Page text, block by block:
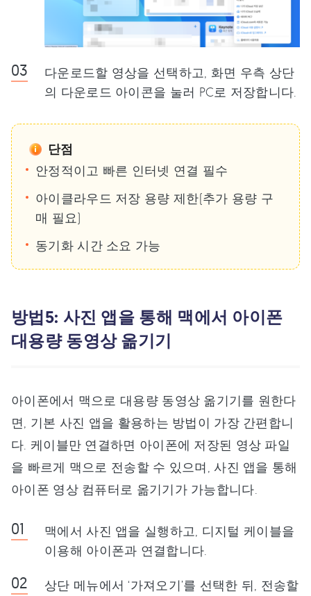
다운로드할 영상을 선택하고, 화면 우측 상단
의 다운로드 아이콘을 눌러 PC로 저장합니다.
단점
안정적이고 빠른 인터넷 연결 필수
아이클라우드 저장 용량 제한(추가 용량 구
매 필요)
동기화 시간 소요 가능
방법5: 사진 앱을 통해 맥에서 아이폰
대용량 동영상 옮기기
아이폰에서 맥으로 대용량 동영상 옮기기를 원한다
면, 기본 사진 앱을 활용하는 방법이 가장 간편합니
다. 케이블만 연결하면 아이폰에 저장된 영상 파일
을 빠르게 맥으로 전송할 수 있으며, 사진 앱을 통해
아이폰 영상 컴퓨터로 옮기기가 가능합니다.
맥에서 사진 앱을 실행하고, 디지털 케이블을
이용해 아이폰과 연결합니다.
상단 메뉴에서 ‘가져오기’를 선택한 뒤, 전송할